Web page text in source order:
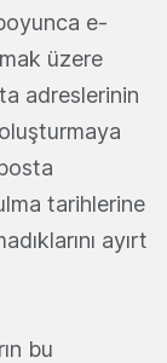
e-
üzere
adreslerinin
tarihlerine
ayırt
bu